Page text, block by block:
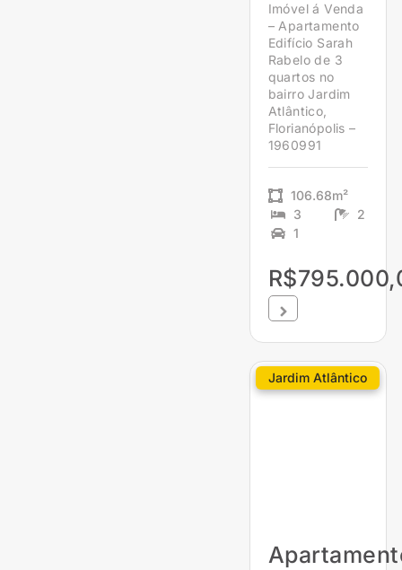
Imóvel á Venda
– Apartamento
Edifício Sarah
Rabelo de 3
quartos no
bairro Jardim
Atlântico,
Florianópolis –
1960991
106.68m²
3
2
1
Jardim Atlântico